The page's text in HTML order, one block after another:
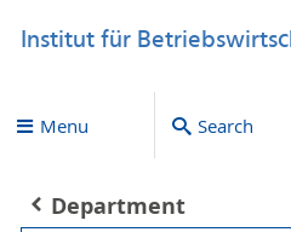
Institut für
Menu Search
Department